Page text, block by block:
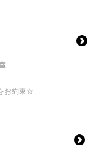
お約束☆